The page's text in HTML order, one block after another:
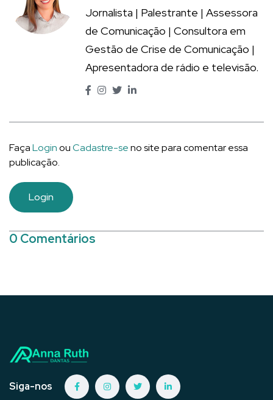
Jornalista | Palestrante | Assessora
de Comunicação | Consultora em
Gestão de Crise de Comunicação |
Apresentadora de rádio e televisão.
FaçaLoginouCadastre-seno site para comentar essa
publicação.
Login
0 Comentários
Siga-nos